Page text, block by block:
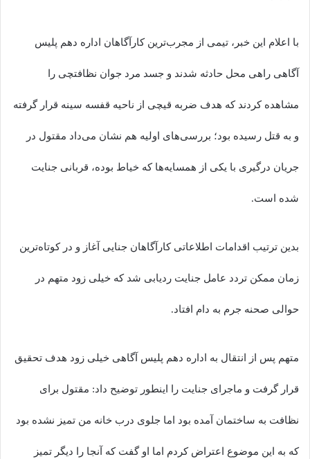
با اعلام این خبر، تیمی از مجرب‌ترین کارآگاهان اداره دهم پلیس
آگاهی راهی محل حادثه شدند و جسد مرد جوان نظافتچی را
مشاهده کردند که هدف ضربه قیچی از ناحیه قفسه سینه قرار گرفته
و به قتل رسیده بود؛ بررسی‌های اولیه هم نشان می‌داد مقتول در
جریان درگیری با یکی از همسایه‌ها که خیاط بوده، قربانی جنایت
شده است.
بدین ترتیب اقدامات اطلاعاتی کارآگاهان جنایی آغاز و در کوتاه‌ترین
زمان ممکن تردد عامل جنایت ردیابی شد که خیلی زود متهم در
حوالی صحنه جرم به دام افتاد.
متهم پس از انتقال به اداره دهم پلیس آگاهی خیلی زود هدف تحقیق
قرار گرفت و ماجرای جنایت را اینطور توضیح داد: مقتول برای
نظافت به ساختمان آمده بود اما جلوی درب خانه من تمیز نشده بود
که به این موضوع اعتراض کردم اما او گفت که آنجا را دیگر تمیز